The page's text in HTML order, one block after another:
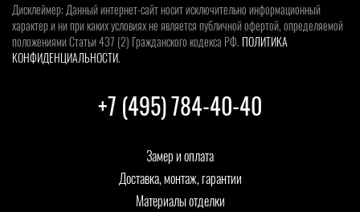
+7 (495) 784-40-40
Замер и оплата
Доставка, монтаж, гарантии
Материалы отделки
Дисклеймер: Данный интернет-сайт носит исключительно информационный
характер и ни при каких условиях не является публичной офертой, определяемой
положениями Статьи 437 (2) Гражданского кодекса РФ. ПОЛИТИКА
КОНФИДЕНЦИАЛЬНОСТИ.